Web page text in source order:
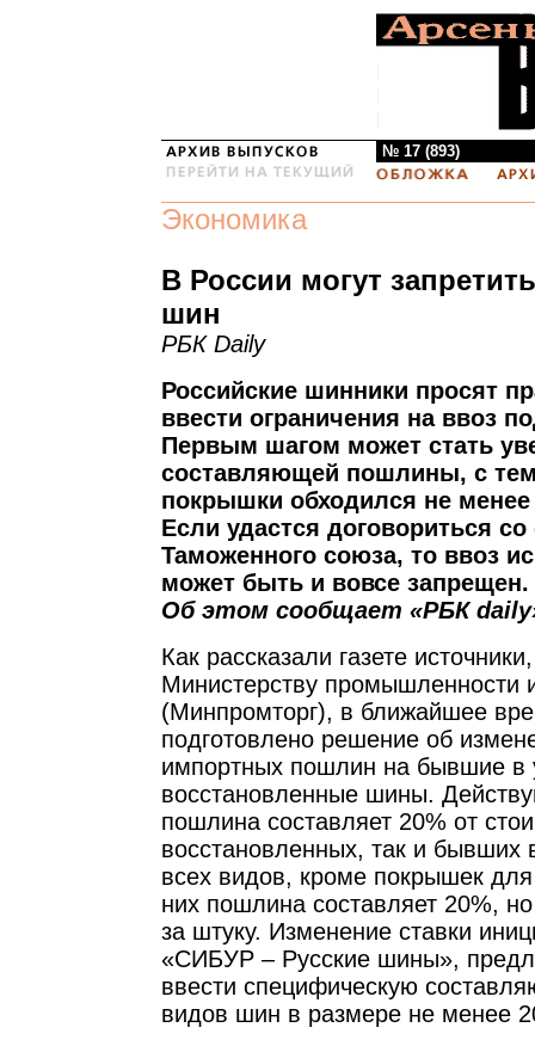
№ 17 (893)
Экономика
В России могут
шин
РБК Daily
Российские шинники просят
ввести ограничения на ввоз
Первым шагом может стать
составляющей пошлины, с
покрышки обходился не
Если удастся договориться
Таможенного союза, то ввоз
может быть и вовсе запрещен.
Об этом сообщает «РБК
Как рассказали газете
Министерству промышленности
(Минпромторг), в ближайшее
подготовлено решение об
импортных пошлин на бывшие в
восстановленные шины.
пошлина составляет 20% от
восстановленных, так и бывших
всех видов, кроме покрышек
них пошлина составляет 20%,
за штуку. Изменение ставки
«СИБУР – Русские шины»,
ввести специфическую
видов шин в размере не менее